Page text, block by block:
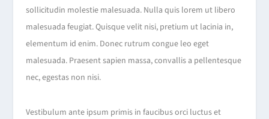
sollicitudin molestie malesuada. Nulla quis lorem ut libero
malesuada feugiat. Quisque velit nisi, pretium ut lacinia in,
elementum id enim. Donec rutrum congue leo eget
malesuada. Praesent sapien massa, convallis a pellentesque
nec, egestas non nisi.
Vestibulum ante ipsum primis in faucibus orci luctus et